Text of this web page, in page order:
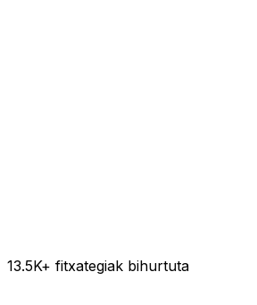
13.5K+ fitxategiak bihurtuta